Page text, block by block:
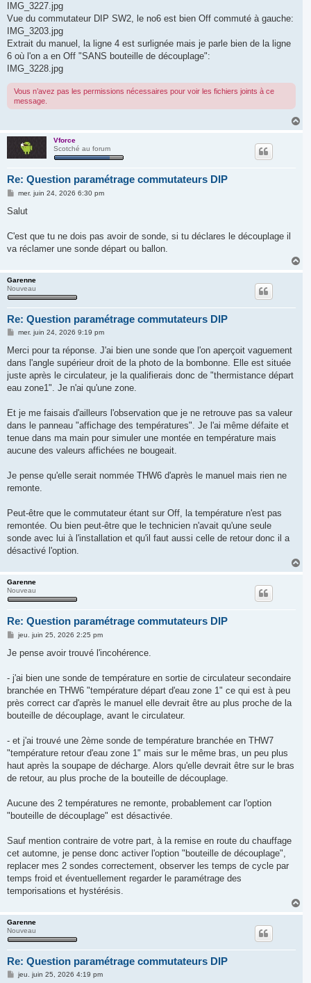
IMG_3227.jpg
Vue du commutateur DIP SW2, le no6 est bien Off commuté à gauche:
IMG_3203.jpg
Extrait du manuel, la ligne 4 est surlignée mais je parle bien de la ligne
6 où l'on a en Off "SANS bouteille de découplage":
IMG_3228.jpg
Vous n’avez pas les permissions nécessaires pour voir les fichiers joints à ce
message.
a
Vforce
Scotché au forum
Re: Question paramétrage commutateurs DIP
M
s
g
mer. juin 24, 2026 6:30 pm
Salut
C'est que tu ne dois pas avoir de sonde, si tu déclares le découplage il
va réclamer une sonde départ ou ballon.
Garenne
Nouveau
Re: Question paramétrage commutateurs DIP
M
s
a
g
mer. juin 24, 2026 9:19 pm
Merci pour ta réponse. J'ai bien une sonde que l'on aperçoit vaguement
dans l'angle supérieur droit de la photo de la bombonne. Elle est située
juste après le circulateur, je la qualifierais donc de "thermistance départ
eau zone1". Je n'ai qu'une zone.
Et je me faisais d'ailleurs l'observation que je ne retrouve pas sa valeur
dans le panneau "affichage des températures". Je l'ai même défaite et
tenue dans ma main pour simuler une montée en température mais
aucune des valeurs affichées ne bougeait.
Je pense qu'elle serait nommée THW6 d'après le manuel mais rien ne
remonte.
Peut-être que le commutateur étant sur Off, la température n'est pas
remontée. Ou bien peut-être que le technicien n'avait qu'une seule
sonde avec lui à l'installation et qu'il faut aussi celle de retour donc il a
désactivé l'option.
a
Garenne
Nouveau
Re: Question paramétrage commutateurs DIP
M
s
g
jeu. juin 25, 2026 2:25 pm
Je pense avoir trouvé l'incohérence.
- j'ai bien une sonde de température en sortie de circulateur secondaire
branchée en THW6 "température départ d'eau zone 1" ce qui est à peu
près correct car d'après le manuel elle devrait être au plus proche de la
bouteille de découplage, avant le circulateur.
- et j'ai trouvé une 2ème sonde de température branchée en THW7
"température retour d'eau zone 1" mais sur le même bras, un peu plus
haut après la soupape de décharge. Alors qu'elle devrait être sur le bras
de retour, au plus proche de la bouteille de découplage.
Aucune des 2 températures ne remonte, probablement car l'option
"bouteille de découplage" est désactivée.
Sauf mention contraire de votre part, à la remise en route du chauffage
cet automne, je pense donc activer l'option "bouteille de découplage",
replacer mes 2 sondes correctement, observer les temps de cycle par
temps froid et éventuellement regarder le paramétrage des
temporisations et hystérésis.
Garenne
Nouveau
Re: Question paramétrage commutateurs DIP
Mjeu. juin 25, 2026 4:19 pm